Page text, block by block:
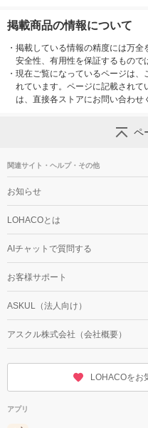
掲載商品の情報について
・ 掲載している情報の精度には万全
安全性、有用性を保証するもので
・ 現在ご覧になっているページは、
れています。ページに記載されて
は、直接各ストアにお問い合わせ
ペ
関連サイト・ヘルプ・その他
お知らせ
LOHACOとは
AIチャットで質問する
お客様サポート
ASKUL（法人向け）
アスクル株式会社（会社概要）
LOHACOをお
アプリ